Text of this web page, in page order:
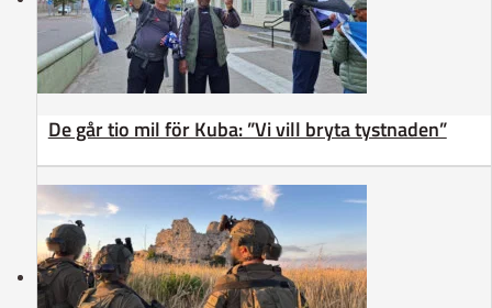
De går tio mil för Kuba: ”Vi vill bryta tystnaden”